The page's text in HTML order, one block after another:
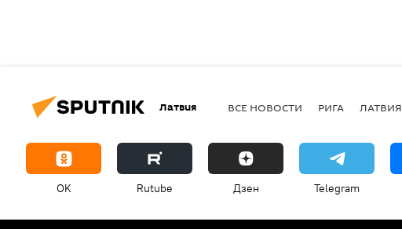
Латвия ВСЕ НОВОСТИ РИГА ЛАТВИЯ
OK Rutube Дзен Telegram